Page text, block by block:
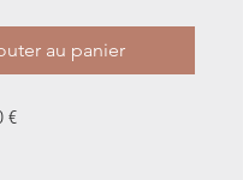
au panier
€